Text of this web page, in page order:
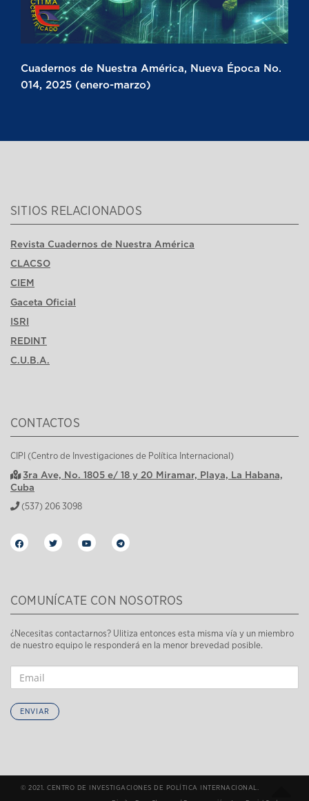
Cuadernos de Nuestra América, Nueva Época No.
014, 2025 (enero-marzo)
SITIOS RELACIONADOS
Revista Cuadernos de Nuestra América
CLACSO
CIEM
Gaceta Oficial
ISRI
REDINT
C.U.B.A.
CONTACTOS
CIPI (Centro de Investigaciones de Política Internacional)
3ra Ave, No. 1805 e/ 18 y 20 Miramar, Playa, La Habana,
Cuba
(537) 206 3098
COMUNÍCATE CON NOSOTROS
¿Necesitas contactarnos? Ulitiza entonces esta misma vía y un miembro
de nuestro equipo le responderá en la menor brevedad posible.
ENVIAR
© 2021. CENTRO DE INVESTIGACIONES DE POLÍTICA INTERNACIONAL.